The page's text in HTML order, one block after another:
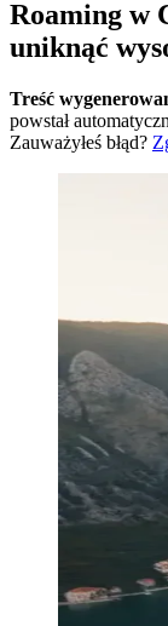
Roaming w
uniknąć
Treść
powstał
Zauważyłeś błąd?